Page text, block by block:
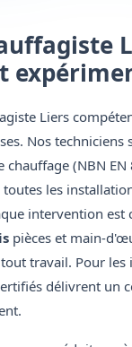
Liers
Nos techniciens
chauffage (NBN EN
les
intervention est
pièces et main-
travail. Pour
délivrent un